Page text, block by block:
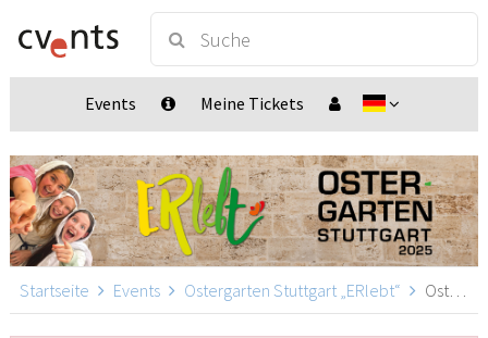
Events Meine Tickets
Startseite Events Ostergarten Stuttgart „ERlebt“ Ostergarten Stuttgart „ERlebt“ - 15:20 Uhr Führung, Stuttgart